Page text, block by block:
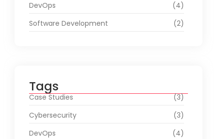
DevOps
(4)
Software Development
(2)
Tags
Case Studies
(3)
Cybersecurity
(3)
DevOps
(4)